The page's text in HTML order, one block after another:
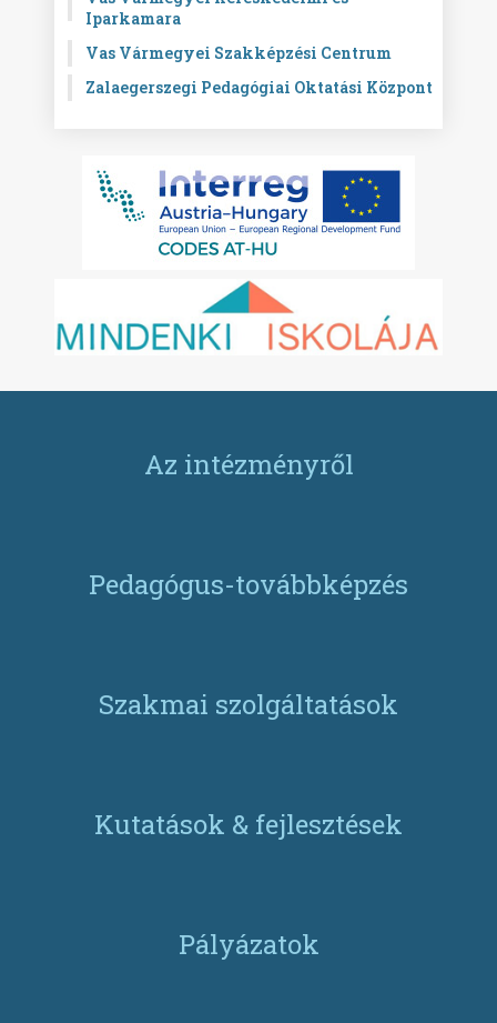
Iparkamara
Vas Vármegyei Szakképzési Centrum
Zalaegerszegi Pedagógiai Oktatási Központ
Az intézményről
Pedagógus-továbbképzés
Szakmai szolgáltatások
Kutatások & fejlesztések
Pályázatok